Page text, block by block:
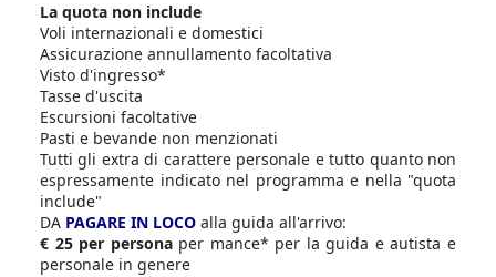
La quota non include
Voli internazionali e domestici
Assicurazione annullamento facoltativa
Visto d'ingresso*
Tasse d'uscita
Escursioni facoltative
Pasti e bevande non menzionati
Tutti gli extra di carattere personale e tutto quanto non
espressamente indicato nel programma e nella "quota
include"
DA PAGARE IN LOCO alla guida all'arrivo:
€ 25 per persona per mance* per la guida e autista e
personale in genere